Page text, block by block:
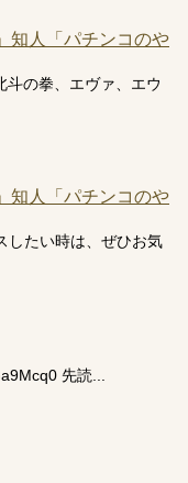
知人「パチンコのや
斗の拳、エヴァ、エウ
知人「パチンコのや
したい時は、ぜひお気
先読...